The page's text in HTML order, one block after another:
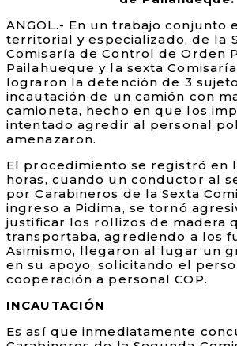
ANGOL.- En un trabajo conjunto
territorial y especializado, de la
Comisaría de Control de Orden
Pailahueque y la sexta
lograron la detención de 3
incautación de un camión con
camioneta, hecho en que los
intentado agredir al personal
amenazaron.
El procedimiento se registró en
horas, cuando un conductor al
por Carabineros de la Sexta
ingreso a Pidima, se tornó
justificar los rollizos de madera
transportaba, agrediendo a los
Asimismo, llegaron al lugar un
en su apoyo, solicitando el
cooperación a personal COP.
INCAUTACIÓN
Es así que inmediatamente